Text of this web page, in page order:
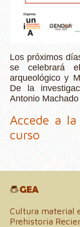
Los próximos
se celebrará
arqueológico y
De la
Antonio
Accede a
curso
Cultura material
Prehistoria